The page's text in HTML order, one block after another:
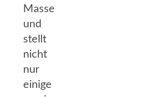
Masse
und
stellt
nicht
nur
einige